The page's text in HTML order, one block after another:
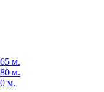
м.
м.
м.